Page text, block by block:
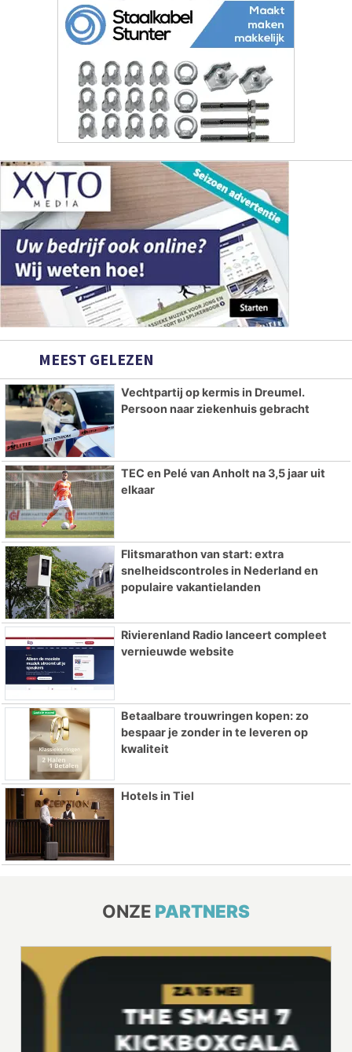
MEEST GELEZEN
Vechtpartij op kermis in Dreumel.
Persoon naar ziekenhuis gebracht
TEC en Pelé van Anholt na 3,5 jaar uit
elkaar
Flitsmarathon van start: extra
snelheidscontroles in Nederland en
populaire vakantielanden
Rivierenland Radio lanceert compleet
vernieuwde website
Betaalbare trouwringen kopen: zo
bespaar je zonder in te leveren op
kwaliteit
Hotels in Tiel
ONZE PARTNERS